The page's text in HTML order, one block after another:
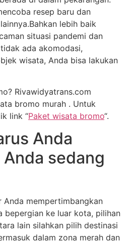
resep baru dan
lebih baik
situasi pandemi dan
ada akomodasi,
wisata, Anda bisa lakukan
Rivawidyatrans.com
bromo murah . Untuk
link “Paket wisata bromo“.
Anda
sedang
Anda mempertimbangkan
bepergian ke luar kota, pilihan
lain silahkan pilih destinasi
dalam zona merah dan